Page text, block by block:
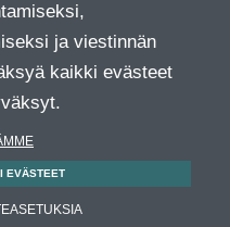
ja viestinnän
kaikki evästeet
EVÄSTEET